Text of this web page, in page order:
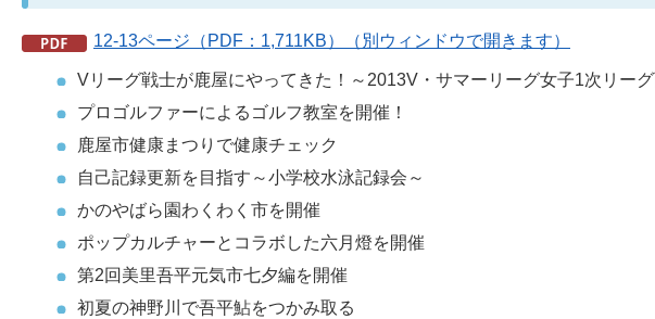
12-13ページ（PDF：1,711KB）（別ウィンドウで開きます）
Vリーグ戦士が鹿屋にやってきた！～2013V・サマーリーグ女子1次リー
プロゴルファーによるゴルフ教室を開催！
鹿屋市健康まつりで健康チェック
自己記録更新を目指す～小学校水泳記録会～
かのやばら園わくわく市を開催
ポップカルチャーとコラボした六月燈を開催
第2回美里吾平元気市七夕編を開催
初夏の神野川で吾平鮎をつかみ取る